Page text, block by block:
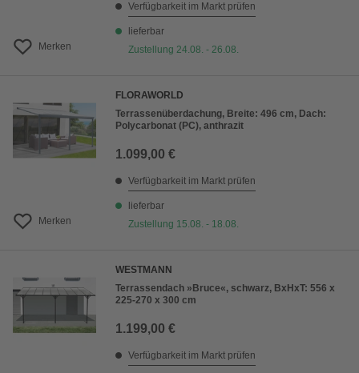
Merken
Verfügbarkeit im Markt prüfen
lieferbar
Zustellung 24.08. - 26.08.
Merken
FLORAWORLD
Terrassenüberdachung, Breite: 496 cm, Dach:
Polycarbonat (PC), anthrazit
1.099,00 €
Verfügbarkeit im Markt prüfen
lieferbar
Zustellung 15.08. - 18.08.
WESTMANN
Terrassendach »Bruce«, schwarz, BxHxT: 556 x
225-270 x 300 cm
1.199,00 €
Verfügbarkeit im Markt prüfen